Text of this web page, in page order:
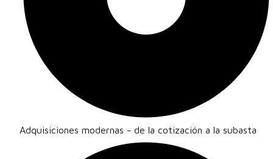
Adquisiciones modernas - de la cotización a la subasta